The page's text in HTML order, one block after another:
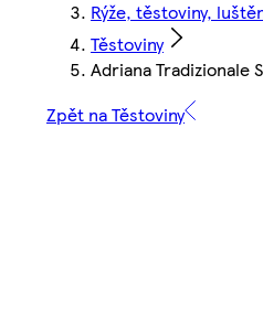
Rýže, těstoviny,
Těstoviny
Adriana Tradizionale
Zpět na Těstoviny